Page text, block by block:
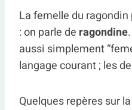
La femelle du
: on parle de ragondine
aussi simplement
langage courant ; les
Quelques repères sur